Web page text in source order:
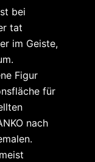
bei
tat
im Geiste,
Figur
für
nach